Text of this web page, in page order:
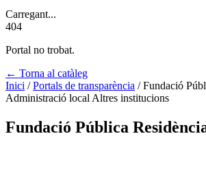
Carregant...
404
Portal no trobat.
← Torna al catàleg
Inici / Portals de transparència / Fundació
Administració local Altres institucions
Fundació Pública